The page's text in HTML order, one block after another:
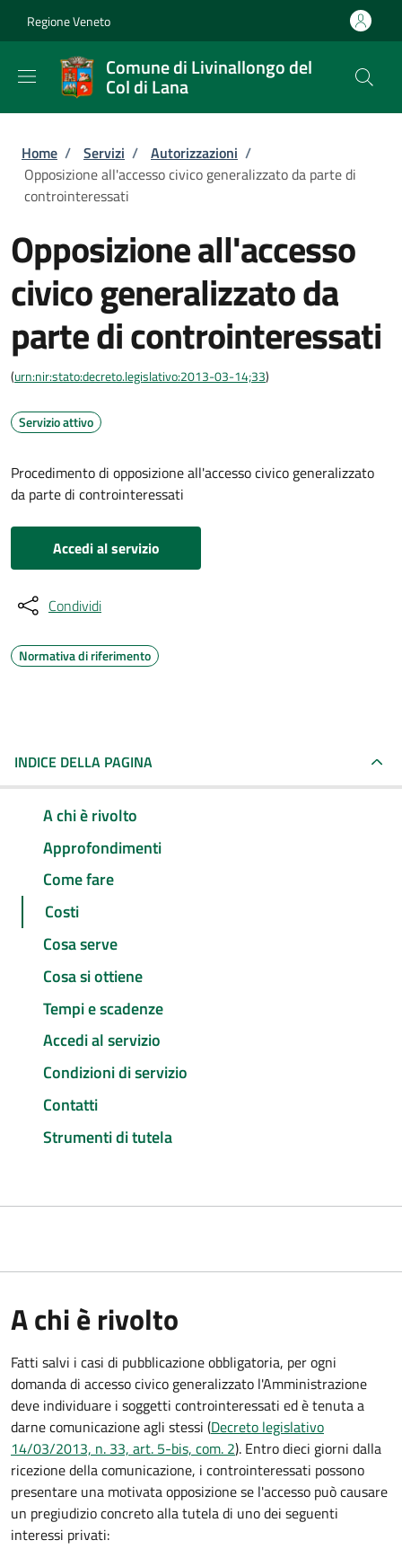
Regione Veneto
Comune di Livinallongo del
Col di Lana
Briciole di pane
Home / Servizi / Autorizzazioni /
Opposizione all'accesso civico generalizzato da parte di
controinteressati
Opposizione all'accesso
civico generalizzato da
parte di controinteressati
(urn:nir:stato:decreto.legislativo:2013-03-14;33)
Servizio attivo
Procedimento di opposizione all'accesso civico generalizzato
da parte di controinteressati
Accedi al servizio
Condividi
Normativa di riferimento
INDICE DELLA PAGINA
A chi è rivolto
Approfondimenti
Come fare
Costi
Cosa serve
Cosa si ottiene
Tempi e scadenze
Accedi al servizio
Condizioni di servizio
Contatti
Strumenti di tutela
A chi è rivolto
Fatti salvi i casi di pubblicazione obbligatoria, per ogni
domanda di accesso civico generalizzato l'Amministrazione
deve individuare i soggetti controinteressati ed è tenuta a
darne comunicazione agli stessi (Decreto legislativo
14/03/2013, n. 33, art. 5-bis, com. 2). Entro dieci giorni dalla
ricezione della comunicazione, i controinteressati possono
presentare una motivata opposizione se l'accesso può causare
un pregiudizio concreto alla tutela di uno dei seguenti
interessi privati: